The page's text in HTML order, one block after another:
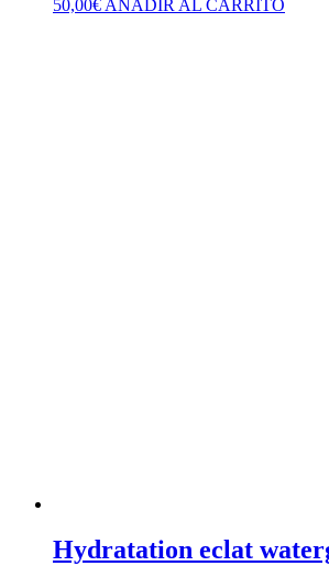
50,00€ AÑADIR AL CARRITO
Hydratation eclat